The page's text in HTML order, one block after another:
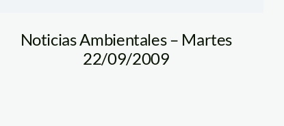
Noticias Ambientales – Martes
22/09/2009